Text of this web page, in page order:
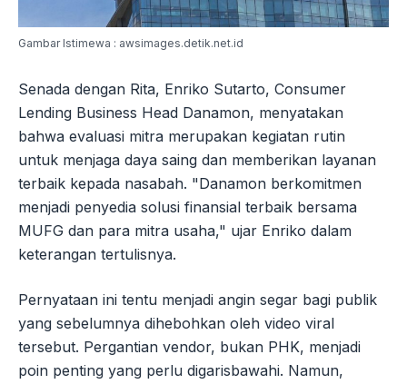
Gambar Istimewa : awsimages.detik.net.id
Senada dengan Rita, Enriko Sutarto, Consumer
Lending Business Head Danamon, menyatakan
bahwa evaluasi mitra merupakan kegiatan rutin
untuk menjaga daya saing dan memberikan layanan
terbaik kepada nasabah. "Danamon berkomitmen
menjadi penyedia solusi finansial terbaik bersama
MUFG dan para mitra usaha," ujar Enriko dalam
keterangan tertulisnya.
Pernyataan ini tentu menjadi angin segar bagi publik
yang sebelumnya dihebohkan oleh video viral
tersebut. Pergantian vendor, bukan PHK, menjadi
poin penting yang perlu digarisbawahi. Namun,